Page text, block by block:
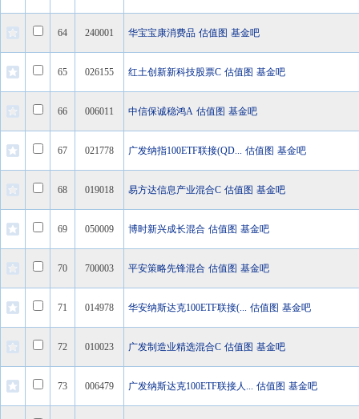
64 240001 华宝宝康消费品 估值图 基金吧
65 026155 红土创新新科技股票C 估值图 基金吧
66 006011 中信保诚稳鸿A 估值图 基金吧
67 021778 广发纳指100ETF联接(QD... 估值图 基金吧
68 019018 易方达信息产业混合C 估值图 基金吧
69 050009 博时新兴成长混合 估值图 基金吧
70 700003 平安策略先锋混合 估值图 基金吧
71 014978 华安纳斯达克100ETF联接(... 估值图 基金吧
72 010023 广发制造业精选混合C 估值图 基金吧
73 006479 广发纳斯达克100ETF联接人... 估值图 基金吧